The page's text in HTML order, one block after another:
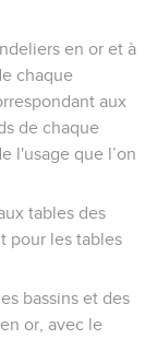
en or et à
chaque
aux
de chaque
l'usage que l’on
tables des
pour les tables
bassins et des
or, avec le